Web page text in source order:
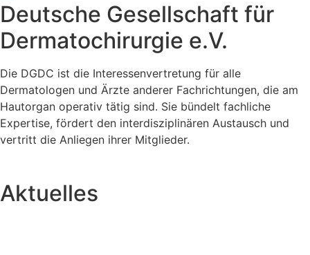
Deutsche Gesellschaft für
Dermatochirurgie e.V.
Die DGDC ist die Interessenvertretung für alle
Dermatologen und Ärzte anderer Fachrichtungen, die am
Hautorgan operativ tätig sind. Sie bündelt fachliche
Expertise, fördert den interdisziplinären Austausch und
vertritt die Anliegen ihrer Mitglieder.
Aktuelles